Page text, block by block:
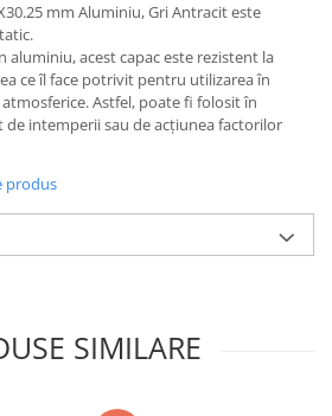
mm Aluminiu, Gri Antracit este
acest capac este rezistent la
ce îl face potrivit pentru utilizarea în
Astfel, poate fi folosit în
de intemperii sau de acțiunea factorilor
produs
SIMILARE